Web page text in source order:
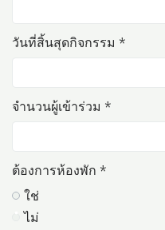
วันที่สิ้นสุดกิจกรรม *
จำนวนผู้เข้าร่วม *
ต้องการห้องพัก *
ใช่
ไม่